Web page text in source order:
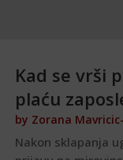
Kad se vrši
plaću
by Zorana
Nakon sklapanja